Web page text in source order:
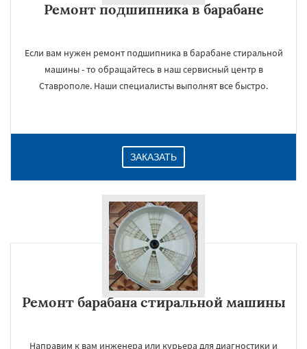
Ремонт подшипника в барабане
Если вам нужен ремонт подшипника в барабане стиральной
машины - то обращайтесь в наш сервисный центр в
Ставрополе. Наши специалисты выполнят все быстро.
ЗАКАЗАТЬ
Ремонт барабана стиральной машины
Направим к вам инженера или курьера для диагностики и